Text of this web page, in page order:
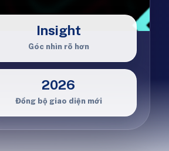
Insight
Góc nhìn rõ hơn
2026
Đồng bộ giao diện mới